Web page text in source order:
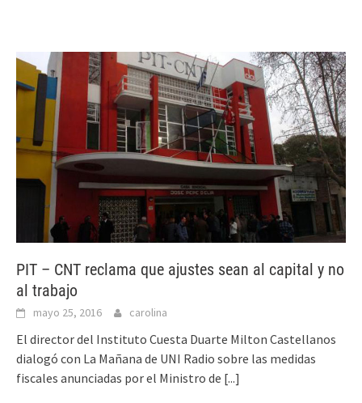
PIT – CNT reclama que ajustes sean al capital y no
al trabajo
mayo 25, 2016 carolina
El director del Instituto Cuesta Duarte Milton Castellanos
dialogó con La Mañana de UNI Radio sobre las medidas
fiscales anunciadas por el Ministro de [...]